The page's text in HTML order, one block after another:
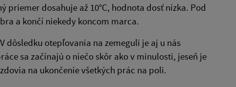
priemer dosahuje až 10°C, hodnota dosť nízka. Pod
a končí niekedy koncom marca.
dô­sledku otepľovania na zemeguli je aj u nás
sa začínajú o niečo skôr ako v mi­nulosti, jeseň je
na ukončenie všetkých prác na poli.